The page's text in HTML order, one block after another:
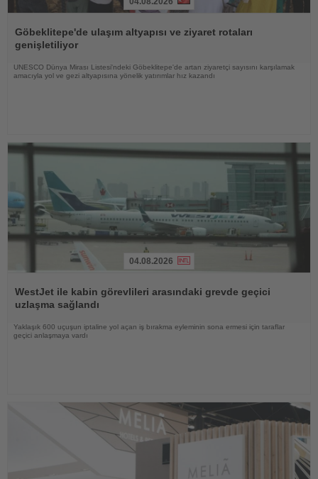
Oku
Göbeklitepe'de ulaşım altyapısı ve ziyaret rotaları
genişletiliyor
UNESCO Dünya Mirası Listesi'ndeki Göbeklitepe'de artan ziyaretçi sayısını karşılamak
amacıyla yol ve gezi altyapısına yönelik yatırımlar hız kazandı
Oku
04.08.2026
WestJet ile kabin görevlileri arasındaki grevde geçici
uzlaşma sağlandı
Yaklaşık 600 uçuşun iptaline yol açan iş bırakma eyleminin sona ermesi için taraflar
geçici anlaşmaya vardı